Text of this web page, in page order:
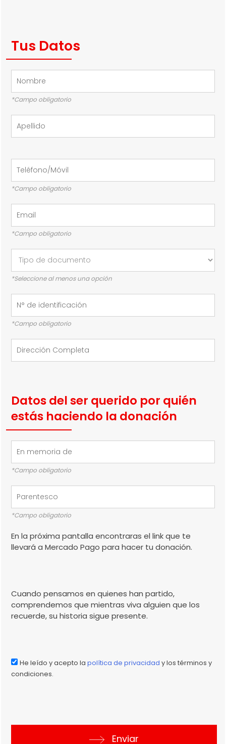
Tus Datos
*Campo obligatorio
*Campo obligatorio
*Campo obligatorio
*Seleccione al menos una opción
*Campo obligatorio
Datos del ser querido por quién
estás haciendo la donación
*Campo obligatorio
*Campo obligatorio
En la próxima pantalla encontraras el link que te
llevará a Mercado Pago para hacer tu donación.
Cuando pensamos en quienes han partido,
comprendemos que mientras viva alguien que los
recuerde, su historia sigue presente.
He leído y acepto la política de privacidad y los términos y
condiciones.
Enviar